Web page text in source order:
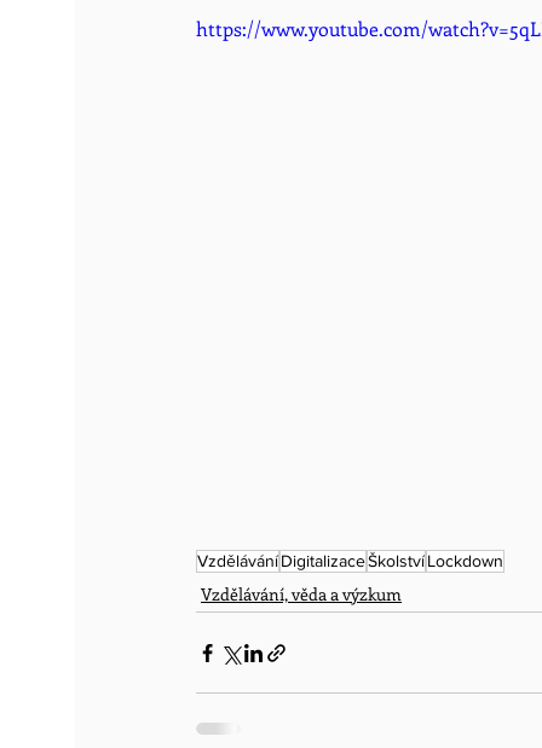
https://www.youtube.com/
VzděláváníDigitalizaceŠkolstvíLockdown
Vzdělávání, věda a výzkum